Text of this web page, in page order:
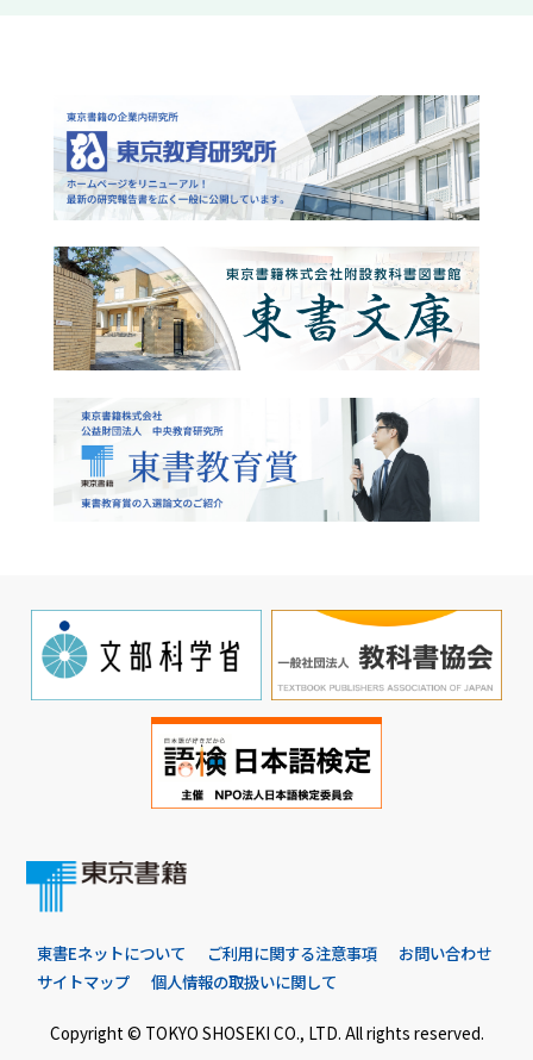
東書Eネットについて ご利用に関する注意事項
お問い合わせ
サイトマップ
個人情報の取扱いに関して
Copyright © TOKYO SHOSEKI CO., LTD. All rights reserved.